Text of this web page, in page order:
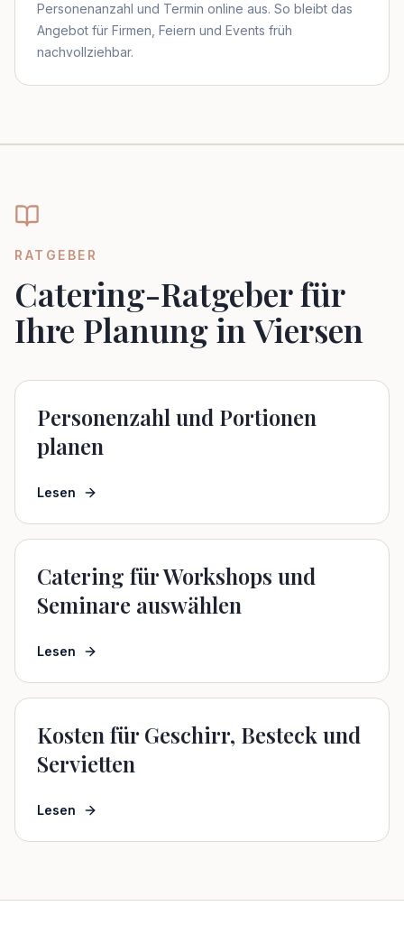
Personenanzahl und Termin online aus. So bleibt das
Angebot für Firmen, Feiern und Events früh
nachvollziehbar.
RATGEBER
Catering-Ratgeber für
Ihre Planung in Viersen
Personenzahl und Portionen
planen
Lesen
Catering für Workshops und
Seminare auswählen
Lesen
Kosten für Geschirr, Besteck und
Servietten
Lesen